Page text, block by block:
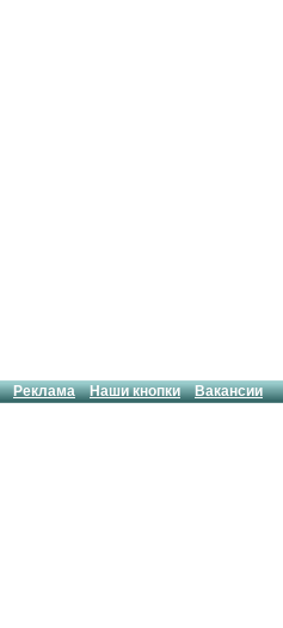
Реклама Наши кнопки Вакансии